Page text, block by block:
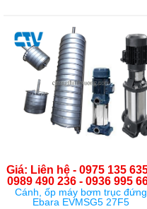
Giá: Liên hệ - 0975 135
0989 490 236 - 0936 995
Cánh, ốp máy bơm trục đứng
Ebara EVMSG5 27F5